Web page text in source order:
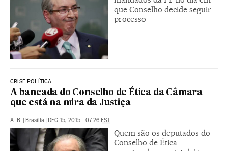
que Conselho decide seguir
processo
CRISE POLÍTICA
A bancada do Conselho de Ética da Câmara
que está na mira da Justiça
A. B. | Brasília | DEC 15, 2015 - 07:26 EST
Quem são os deputados do
Conselho de Ética